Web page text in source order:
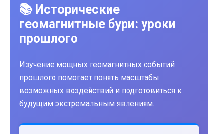
📚 Исторические
геомагнитные бури: уроки
прошлого
Изучение мощных геомагнитных событий
прошлого помогает понять масштабы
возможных воздействий и подготовиться к
будущим экстремальным явлениям.